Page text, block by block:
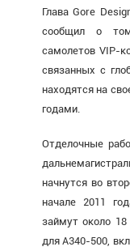
Глава Gore
сообщил о
самолетов VIP-
связанных с
находятся на
годами.
Отделочные
начнутся во
начале 2011
займут около 18
для A340-500,